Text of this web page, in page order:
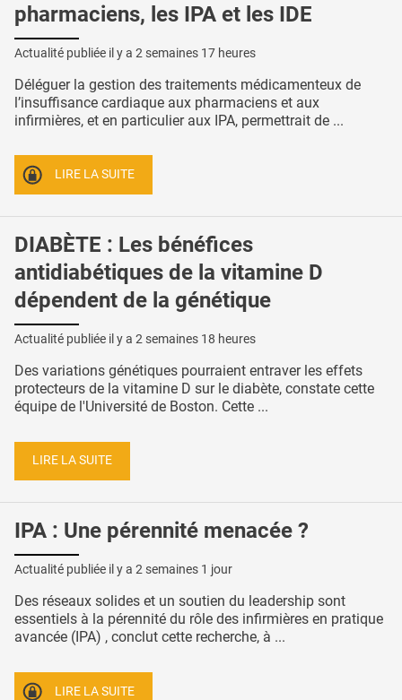
pharmaciens, les IPA et les IDE
Actualité publiée il y a 2 semaines 17 heures
Déléguer la gestion des traitements médicamenteux de
l’insuffisance cardiaque aux pharmaciens et aux
infirmières, et en particulier aux IPA, permettrait de ...
LIRE LA SUITE
DIABÈTE : Les bénéfices
antidiabétiques de la vitamine D
dépendent de la génétique
Actualité publiée il y a 2 semaines 18 heures
Des variations génétiques pourraient entraver les effets
protecteurs de la vitamine D sur le diabète, constate cette
équipe de l'Université de Boston. Cette ...
LIRE LA SUITE
IPA : Une pérennité menacée ?
Actualité publiée il y a 2 semaines 1 jour
Des réseaux solides et un soutien du leadership sont
essentiels à la pérennité du rôle des infirmières en pratique
avancée (IPA) , conclut cette recherche, à ...
LIRE LA SUITE